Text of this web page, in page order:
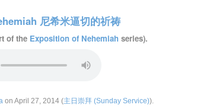
尼希米逼切的祈祷
of the Exposition of Nehemiah series).
on April 27, 2014 (主日崇拜 (Sunday Service)).